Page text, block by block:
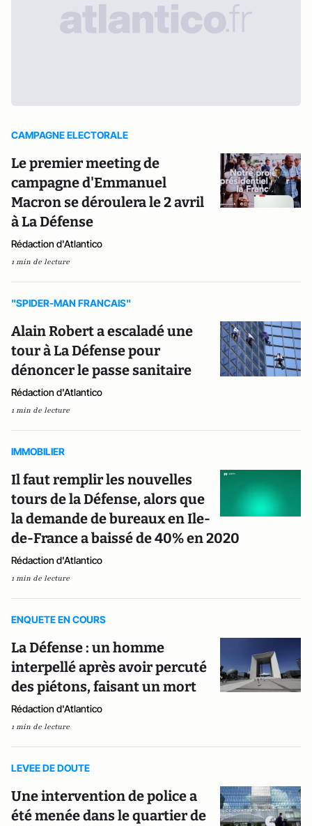
CAMPAGNE ELECTORALE
Le premier meeting de
campagne d'Emmanuel
Macron se déroulera le 2 avril
à La Défense
Rédaction d'Atlantico
1 min de lecture
"SPIDER-MAN FRANCAIS"
Alain Robert a escaladé une
tour à La Défense pour
dénoncer le passe sanitaire
Rédaction d'Atlantico
1 min de lecture
IMMOBILIER
Il faut remplir les nouvelles
tours de la Défense, alors que
la demande de bureaux en Ile-
de-France a baissé de 40% en 2020
Rédaction d'Atlantico
1 min de lecture
ENQUETE EN COURS
La Défense : un homme
interpellé après avoir percuté
des piétons, faisant un mort
Rédaction d'Atlantico
1 min de lecture
LEVEE DE DOUTE
Une intervention de police a
été menée dans le quartier de